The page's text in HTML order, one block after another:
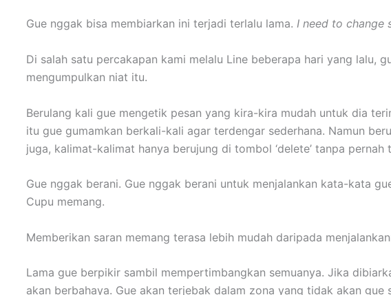
Gue nggak bisa membiarkan ini terjadi terlalu lama. I need to change
Di salah satu percakapan kami melalu Line beberapa hari yang lalu,
mengumpulkan niat itu.
Berulang kali gue mengetik pesan yang kira-kira mudah untuk dia
itu gue gumamkan berkali-kali agar terdengar sederhana. Namun
juga, kalimat-kalimat hanya berujung di tombol ‘delete’ tanpa pernah
Gue nggak berani. Gue nggak berani untuk menjalankan kata-kata
Cupu memang.
Memberikan saran memang terasa lebih mudah daripada
Lama gue berpikir sambil mempertimbangkan semuanya. Jika
akan berbahaya. Gue akan terjebak dalam zona yang tidak akan gue